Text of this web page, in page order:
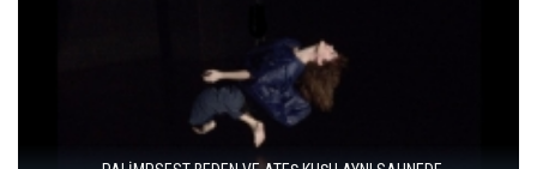
EDİRNE BİENALİ “KÖPRÜLER” TEMASIYLA 21